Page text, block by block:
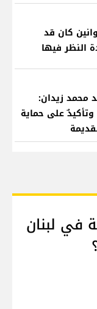
كان قد
النظر فيها
محمد زيدان:
على حماية
في لبنان